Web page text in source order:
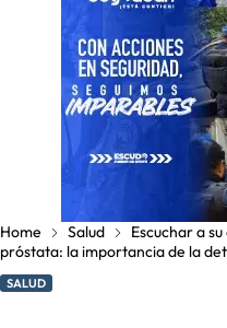
Home Salud
Escuchar a
próstata: la importancia de la
SALUD